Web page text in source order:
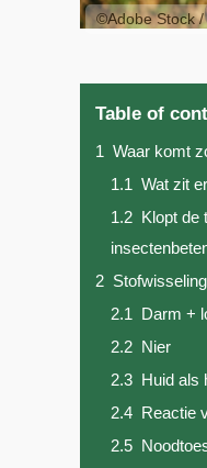
©Adobe Stock
Table of
1 Waar komt
1.1 Wat zit
1.2 Klopt de
2
2.1 Darm +
2.2 Nier
2.3 Huid als
2.4 Reactie
2.5